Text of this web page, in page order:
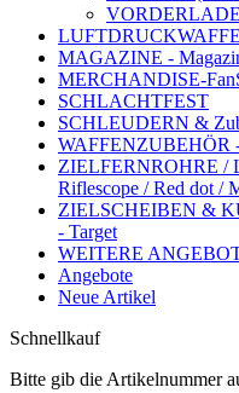
MAGAZINE -
MERCHANDISE-
SCHLACHTFEST
SCHLEUDERN &
WAFFENZUBEHÖR -
ZIELFERNROHRE /
Riflescope / Red dot /
ZIELSCHEIBEN &
- Target
WEITERE
Angebote
Neue Artikel
Schnellkauf
Bitte gib die Artikelnummer